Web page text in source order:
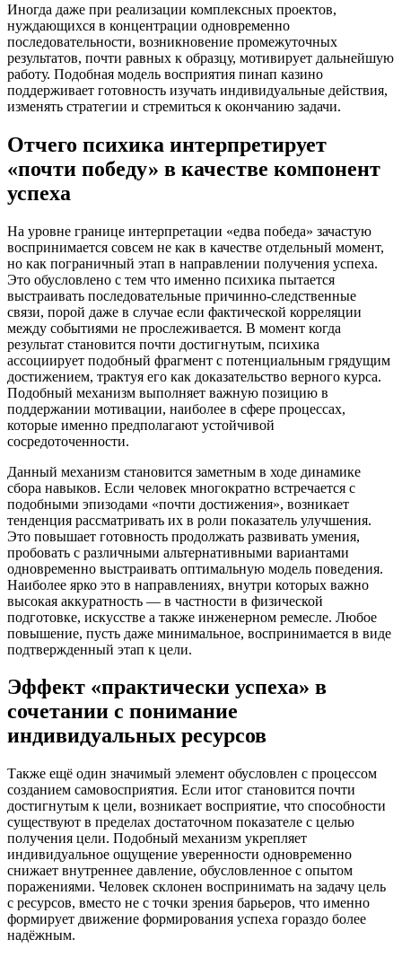
Иногда даже при реализации комплексных проектов,
нуждающихся в концентрации одновременно
последовательности, возникновение промежуточных
результатов, почти равных к образцу, мотивирует дальнейшую
работу. Подобная модель восприятия пинап казино
поддерживает готовность изучать индивидуальные действия,
изменять стратегии и стремиться к окончанию задачи.
Отчего психика интерпретирует
«почти победу» в качестве компонент
успеха
На уровне границе интерпретации «едва победа» зачастую
воспринимается совсем не как в качестве отдельный момент,
но как пограничный этап в направлении получения успеха.
Это обусловлено с тем что именно психика пытается
выстраивать последовательные причинно-следственные
связи, порой даже в случае если фактической корреляции
между событиями не прослеживается. В момент когда
результат становится почти достигнутым, психика
ассоциирует подобный фрагмент с потенциальным грядущим
достижением, трактуя его как доказательство верного курса.
Подобный механизм выполняет важную позицию в
поддержании мотивации, наиболее в сфере процессах,
которые именно предполагают устойчивой
сосредоточенности.
Данный механизм становится заметным в ходе динамике
сбора навыков. Если человек многократно встречается с
подобными эпизодами «почти достижения», возникает
тенденция рассматривать их в роли показатель улучшения.
Это повышает готовность продолжать развивать умения,
пробовать с различными альтернативными вариантами
одновременно выстраивать оптимальную модель поведения.
Наиболее ярко это в направлениях, внутри которых важно
высокая аккуратность — в частности в физической
подготовке, искусстве а также инженерном ремесле. Любое
повышение, пусть даже минимальное, воспринимается в виде
подтвержденный этап к цели.
Эффект «практически успеха» в
сочетании с понимание
индивидуальных ресурсов
Также ещё один значимый элемент обусловлен с процессом
созданием самовосприятия. Если итог становится почти
достигнутым к цели, возникает восприятие, что способности
существуют в пределах достаточном показателе с целью
получения цели. Подобный механизм укрепляет
индивидуальное ощущение уверенности одновременно
снижает внутреннее давление, обусловленное с опытом
поражениями. Человек склонен воспринимать на задачу цель
с ресурсов, вместо не с точки зрения барьеров, что именно
формирует движение формирования успеха гораздо более
надёжным.